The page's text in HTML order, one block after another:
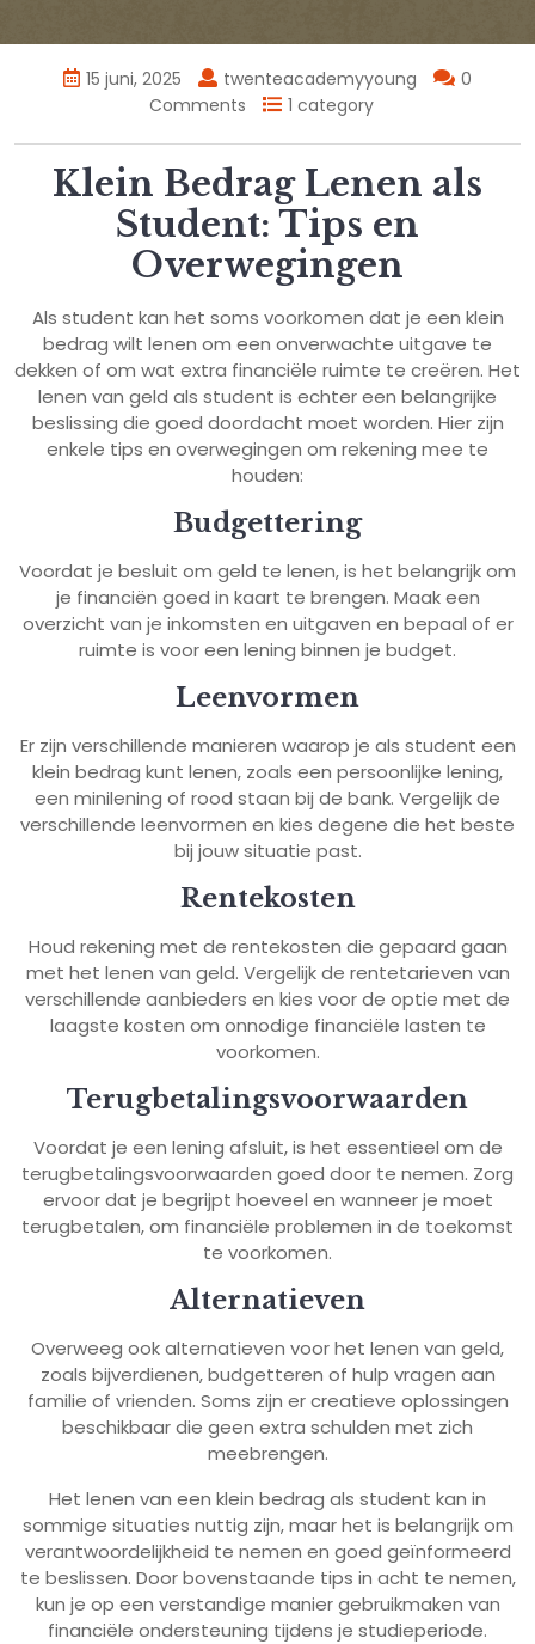
15 juni, 2025 twenteacademyyoung
0
Comments
1 category
Klein Bedrag Lenen als
Student: Tips en
Overwegingen
Als student kan het soms voorkomen dat je een klein
bedrag wilt lenen om een onverwachte uitgave te
dekken of om wat extra financiële ruimte te creëren. Het
lenen van geld als student is echter een belangrijke
beslissing die goed doordacht moet worden. Hier zijn
enkele tips en overwegingen om rekening mee te
houden:
Budgettering
Voordat je besluit om geld te lenen, is het belangrijk om
je financiën goed in kaart te brengen. Maak een
overzicht van je inkomsten en uitgaven en bepaal of er
ruimte is voor een lening binnen je budget.
Leenvormen
Er zijn verschillende manieren waarop je als student een
klein bedrag kunt lenen, zoals een persoonlijke lening,
een minilening of rood staan bij de bank. Vergelijk de
verschillende leenvormen en kies degene die het beste
bij jouw situatie past.
Rentekosten
Houd rekening met de rentekosten die gepaard gaan
met het lenen van geld. Vergelijk de rentetarieven van
verschillende aanbieders en kies voor de optie met de
laagste kosten om onnodige financiële lasten te
voorkomen.
Terugbetalingsvoorwaarden
Voordat je een lening afsluit, is het essentieel om de
terugbetalingsvoorwaarden goed door te nemen. Zorg
ervoor dat je begrijpt hoeveel en wanneer je moet
terugbetalen, om financiële problemen in de toekomst
te voorkomen.
Alternatieven
Overweeg ook alternatieven voor het lenen van geld,
zoals bijverdienen, budgetteren of hulp vragen aan
familie of vrienden. Soms zijn er creatieve oplossingen
beschikbaar die geen extra schulden met zich
meebrengen.
Het lenen van een klein bedrag als student kan in
sommige situaties nuttig zijn, maar het is belangrijk om
verantwoordelijkheid te nemen en goed geïnformeerd
te beslissen. Door bovenstaande tips in acht te nemen,
kun je op een verstandige manier gebruikmaken van
financiële ondersteuning tijdens je studieperiode.